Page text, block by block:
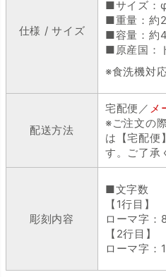
仕様 / サイズ
■サイズ：
■重量：約
■容量：約
■原産国：
※食洗機対
配送方法
宅配便／ メ
※ご注文の
は【宅配便
す。ご了承
彫刻内容
■文字数
【1行目】
ローマ字：
【2行目】
ローマ字：